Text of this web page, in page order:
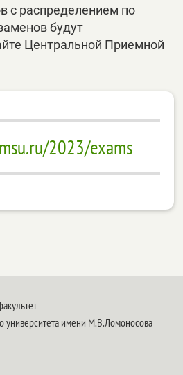
с распределением по
будут
Центральной Приемной
2023/exams
университета имени М.В.Ломоносова